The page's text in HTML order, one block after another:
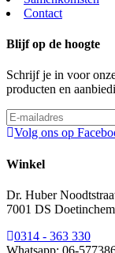
Contact
Blijf op de hoogte
Schrijf je in voor
producten en
Volg ons op
Winkel
Dr. Huber
7001 DS Doetinchem
0314 - 363 330
Whatsapp: 06-